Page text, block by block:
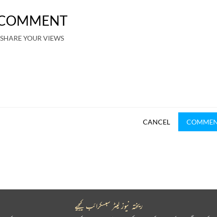
SHARE YOUR VIEWS
CANCEL
ریختہ نیوز لیٹر سبسکرائب کیجیے